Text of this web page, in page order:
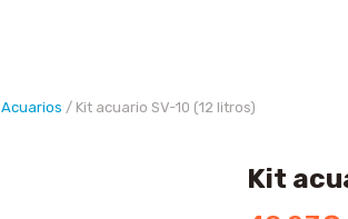
Acuarios / Kit acuario SV-10 (12 litros)
Kit